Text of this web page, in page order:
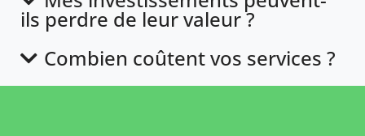
ils perdre de leur valeur ?
Combien coûtent vos services ?